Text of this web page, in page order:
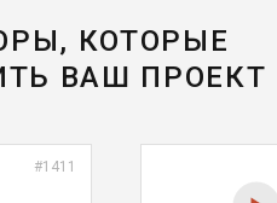
КОТОРЫЕ
ВАШ ПРОЕКТ
#1411